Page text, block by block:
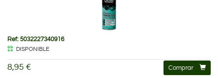
Ref: 5032227340916
DISPONIBLE
8,95 € Comprar